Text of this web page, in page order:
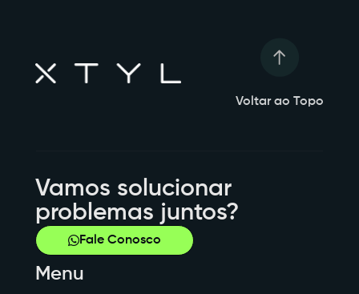
Voltar ao Topo
Vamos solucionar
problemas juntos?
Fale Conosco
Menu